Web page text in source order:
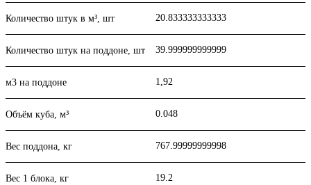
Количество штук в м³, шт 20.833333333333
Количество штук на поддоне, шт 39.999999999999
м3 на поддоне 1,92
Объём куба, м³ 0.048
Вес поддона, кг 767.99999999998
Вес 1 блока, кг 19.2